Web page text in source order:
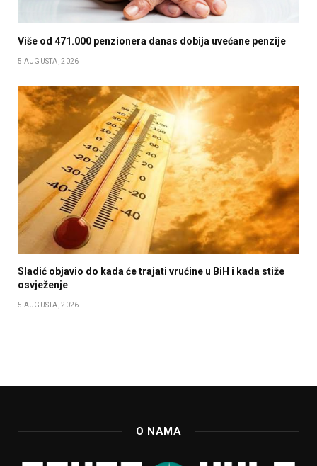
Više od 471.000 penzionera danas dobija uvećane penzije
5 AUGUSTA, 2026
Sladić objavio do kada će trajati vrućine u BiH i kada stiže
osvježenje
5 AUGUSTA, 2026
O NAMA